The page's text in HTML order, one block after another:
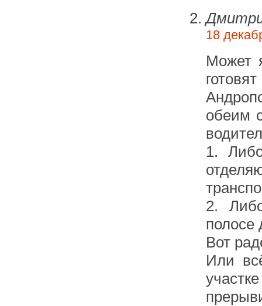
18
Может
обеим
1.
2.
полосе
Вот
Или